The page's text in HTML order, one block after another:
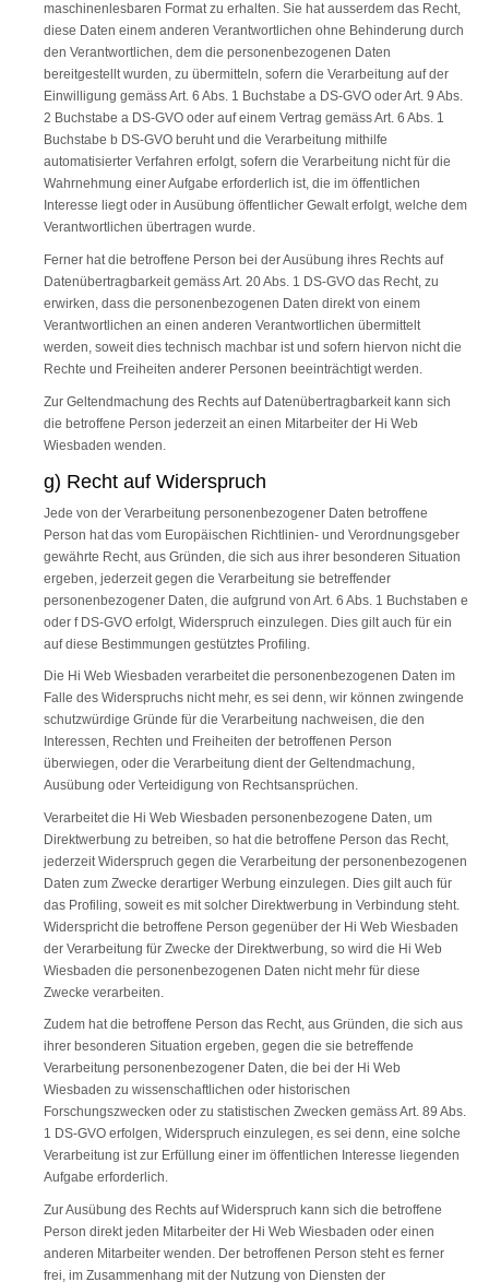
maschinenlesbaren Format zu erhalten. Sie hat ausserdem das Recht,
diese Daten einem anderen Verantwortlichen ohne Behinderung durch
den Verantwortlichen, dem die personenbezogenen Daten
bereitgestellt wurden, zu übermitteln, sofern die Verarbeitung auf der
Einwilligung gemäss Art. 6 Abs. 1 Buchstabe a DS-GVO oder Art. 9 Abs.
2 Buchstabe a DS-GVO oder auf einem Vertrag gemäss Art. 6 Abs. 1
Buchstabe b DS-GVO beruht und die Verarbeitung mithilfe
automatisierter Verfahren erfolgt, sofern die Verarbeitung nicht für die
Wahrnehmung einer Aufgabe erforderlich ist, die im öffentlichen
Interesse liegt oder in Ausübung öffentlicher Gewalt erfolgt, welche dem
Verantwortlichen übertragen wurde.
Ferner hat die betroffene Person bei der Ausübung ihres Rechts auf
Datenübertragbarkeit gemäss Art. 20 Abs. 1 DS-GVO das Recht, zu
erwirken, dass die personenbezogenen Daten direkt von einem
Verantwortlichen an einen anderen Verantwortlichen übermittelt
werden, soweit dies technisch machbar ist und sofern hiervon nicht die
Rechte und Freiheiten anderer Personen beeinträchtigt werden.
Zur Geltendmachung des Rechts auf Datenübertragbarkeit kann sich
die betroffene Person jederzeit an einen Mitarbeiter der Hi Web
Wiesbaden wenden.
g) Recht auf Widerspruch
Jede von der Verarbeitung personenbezogener Daten betroffene
Person hat das vom Europäischen Richtlinien- und Verordnungsgeber
gewährte Recht, aus Gründen, die sich aus ihrer besonderen Situation
ergeben, jederzeit gegen die Verarbeitung sie betreffender
personenbezogener Daten, die aufgrund von Art. 6 Abs. 1 Buchstaben e
oder f DS-GVO erfolgt, Widerspruch einzulegen. Dies gilt auch für ein
auf diese Bestimmungen gestütztes Profiling.
Die Hi Web Wiesbaden verarbeitet die personenbezogenen Daten im
Falle des Widerspruchs nicht mehr, es sei denn, wir können zwingende
schutzwürdige Gründe für die Verarbeitung nachweisen, die den
Interessen, Rechten und Freiheiten der betroffenen Person
überwiegen, oder die Verarbeitung dient der Geltendmachung,
Ausübung oder Verteidigung von Rechtsansprüchen.
Verarbeitet die Hi Web Wiesbaden personenbezogene Daten, um
Direktwerbung zu betreiben, so hat die betroffene Person das Recht,
jederzeit Widerspruch gegen die Verarbeitung der personenbezogenen
Daten zum Zwecke derartiger Werbung einzulegen. Dies gilt auch für
das Profiling, soweit es mit solcher Direktwerbung in Verbindung steht.
Widerspricht die betroffene Person gegenüber der Hi Web Wiesbaden
der Verarbeitung für Zwecke der Direktwerbung, so wird die Hi Web
Wiesbaden die personenbezogenen Daten nicht mehr für diese
Zwecke verarbeiten.
Zudem hat die betroffene Person das Recht, aus Gründen, die sich aus
ihrer besonderen Situation ergeben, gegen die sie betreffende
Verarbeitung personenbezogener Daten, die bei der Hi Web
Wiesbaden zu wissenschaftlichen oder historischen
Forschungszwecken oder zu statistischen Zwecken gemäss Art. 89 Abs.
1 DS-GVO erfolgen, Widerspruch einzulegen, es sei denn, eine solche
Verarbeitung ist zur Erfüllung einer im öffentlichen Interesse liegenden
Aufgabe erforderlich.
Zur Ausübung des Rechts auf Widerspruch kann sich die betroffene
Person direkt jeden Mitarbeiter der Hi Web Wiesbaden oder einen
anderen Mitarbeiter wenden. Der betroffenen Person steht es ferner
frei, im Zusammenhang mit der Nutzung von Diensten der